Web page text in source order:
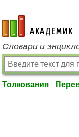
academic.ru
Словари и
Толкования